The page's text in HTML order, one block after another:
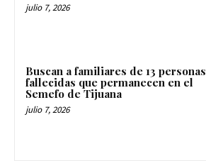
julio 7, 2026
Buscan a familiares de 13 personas
fallecidas que permanecen en el
Semefo de Tijuana
julio 7, 2026